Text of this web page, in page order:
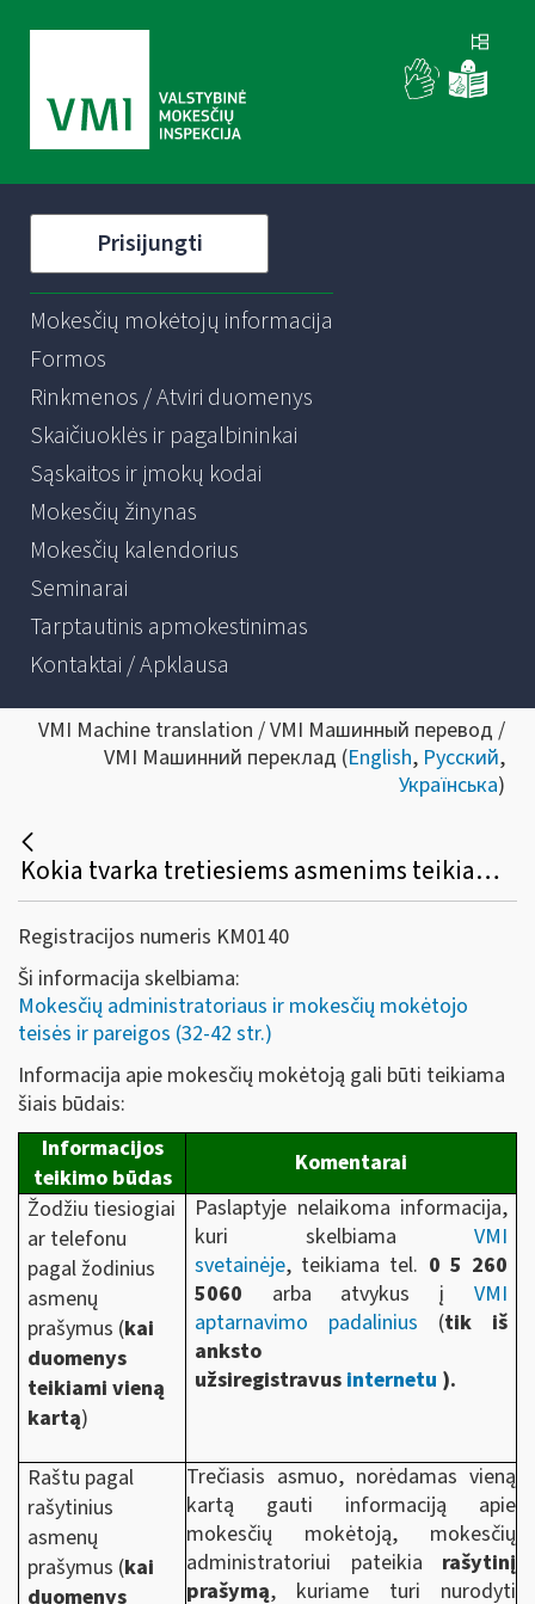
Prisijungti
Mokesčių mokėtojų informacija
Formos
Rinkmenos / Atviri duomenys
Skaičiuoklės ir pagalbininkai
Sąskaitos ir įmokų kodai
Mokesčių žinynas
Mokesčių kalendorius
Seminarai
Tarptautinis apmokestinimas
Kontaktai / Apklausa
VMI Machine translation / VMI Машинный перевод /
VMI Машинний переклад (English, Русский,
Українська)
Kokia tvarka tretiesiems asmenims teikiama informacija apie mokesčių mokėtoją?
Registracijos numeris KM0140
Ši informacija skelbiama:
Mokesčių administratoriaus ir mokesčių mokėtojo
teisės ir pareigos (32-42 str.)
Informacija apie mokesčių mokėtoją gali būti teikiama
šiais būdais:
Informacijos
teikimo būdas
Komentarai
Žodžiu tiesiogiai
ar telefonu
pagal žodinius
asmenų
prašymus (kai
duomenys
teikiami vieną
kartą)
Paslaptyje nelaikoma informacija,
kuri skelbiama VMI
svetainėje, teikiama tel. 0 5 260
5060 arba atvykus į VMI
aptarnavimo padalinius (tik iš
anksto
užsiregistravus internetu ).
Raštu pagal
rašytinius
asmenų
prašymus (kai
duomenys
Trečiasis asmuo, norėdamas vieną
kartą gauti informaciją apie
mokesčių mokėtoją, mokesčių
administratoriui pateikia rašytinį
prašymą, kuriame turi nurodyti